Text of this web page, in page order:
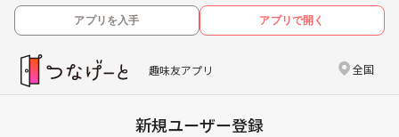
アプリを入手 アプリで開く
趣味友アプリ 全国
新規ユーザー登録